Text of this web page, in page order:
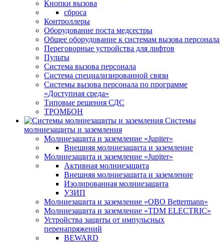
Кнопки вызова
сброса
Контроллеры
Оборудование поста медсестры
Общее оборудование к системам вызова персонала
Переговорные устройства для лифтов
Пульты
Система вызова персонала
Система специализированной связи
Системы вызова персонала по программе
«Доступная среда»
Типовые решения СДС
ТРОМБОН
Системы
молниезащиты и заземления
Молниезащита и заземление «Jupiter»
Внешняя молниезащита и заземление
Молниезащита и заземление «Jupiter»
Активная молниезащита
Внешняя молниезащита и заземление
Изолированная молниезащита
УЗИП
Молниезащита и заземление «OBO Bettermann»
Молниезащита и заземление «TDM ЕLECTRIC»
Устройства защиты от импульсных
перенапряжений
BEWARD